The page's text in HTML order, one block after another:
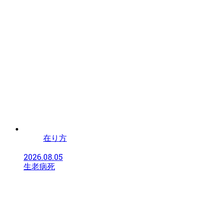
在り方
2026.08.05
生老病死